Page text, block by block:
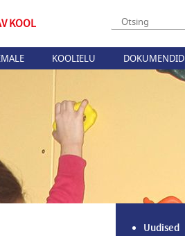
KOOL
KOOLIELU DOKUMENDID
Uudised